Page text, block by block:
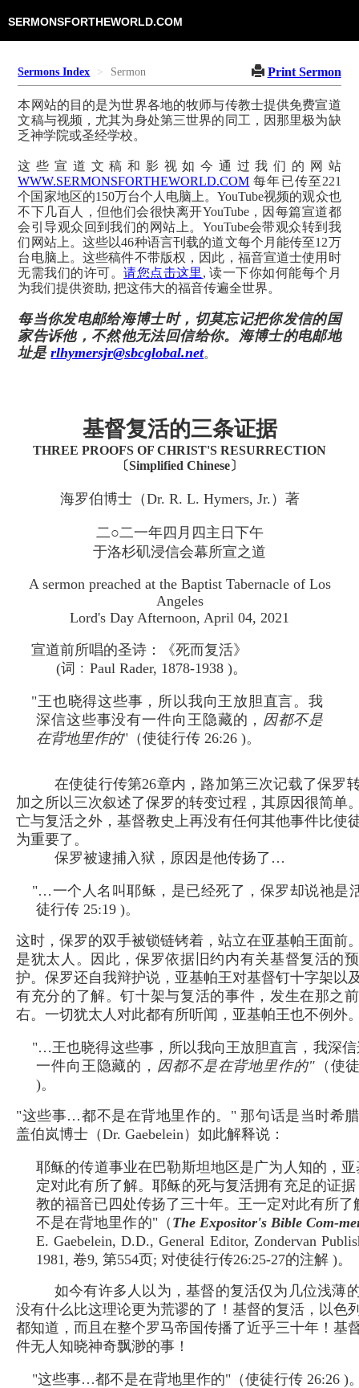
SERMONSFORTHEWORLD.COM
Sermons Index Sermon Print Sermon
本网站的目的是为世界各地的牧师与传教士提供免费宣道
文稿与视频，尤其为身处第三世界的同工，因那里极为缺
乏神学院或圣经学校。
这些宣道文稿和影视如今通过我们的网站
WWW.SERMONSFORTHEWORLD.COM 每年已传至221
个国家地区的150万台个人电脑上。YouTube视频的观众也
不下几百人，但他们会很快离开YouTube，因每篇宣道都
会引导观众回到我们的网站上。YouTube会带观众转到我
们网站上。这些以46种语言刊载的道文每个月能传至12万
台电脑上。这些稿件不带版权，因此，福音宣道士使用时
无需我们的许可。请您点击这里 , 读一下你如何能每个月
为我们提供资助, 把这伟大的福音传遍全世界。
每当你发电邮给海博士时，切莫忘记把你发信的国
家告诉他，不然他无法回信给你。海博士的电邮地
址是rlhymersjr@sbcglobal.net。
基督复活的三条证据
THREE PROOFS OF CHRIST'S RESURRECTION
〔Simplified Chinese〕
海罗伯博士（Dr. R. L. Hymers, Jr.）著
二○二一年四月四主日下午
于洛杉矶浸信会幕所宣之道
A sermon preached at the Baptist Tabernacle of Los
Angeles
Lord's Day Afternoon, April 04, 2021
宣道前所唱的圣诗：《死而复活》
(词﹕Paul Rader, 1878-1938 )。
"王也晓得这些事，所以我向王放胆直言。我
深信这些事没有一件向王隐藏的， 因都不是
在背地里作的"（使徒行传 26:26 )。
在使徒行传第26章内，路加第三次记载了保罗
加之所以三次叙述了保罗的转变过程，其原因很简单
亡与复活之外，基督教史上再没有任何其他事件比使
为重要了。
保罗被逮捕入狱，原因是他传扬了…
"…一个人名叫耶稣，是已经死了，保罗却说祂是
徒行传 25:19 )。
这时，保罗的双手被锁链铐着，站立在亚基帕王面前
是犹太人。因此，保罗依据旧约内有关基督复活的
护。保罗还自我辩护说，亚基帕王对基督钉十字架以
有充分的了解。钉十架与复活的事件，发生在那之
右。一切犹太人对此都有所听闻，亚基帕王也不例外
"…王也晓得这些事，所以我向王放胆直言，我深
一件向王隐藏的， 因都不是在背地里作的"（使
)。
"这些事…都不是在背地里作的。" 那句话是当时希
盖伯岚博士（Dr. Gaebelein）如此解释说：
耶稣的传道事业在巴勒斯坦地区是广为人知的，
定对此有所了解。耶稣的死与复活拥有充足的证
教的福音已四处传扬了三十年。王一定对此有所了
不是在背地里作的"（ The Expositor's Bible Com-
E. Gaebelein, D.D., General Editor, Zondervan
1981, 卷9, 第554页; 对使徒行传26:25-27的注解 )。
如今有许多人以为，基督的复活仅为几位浅薄
没有什么比这理论更为荒谬的了！基督的复活，以色
都知道，而且在整个罗马帝国传播了近乎三十年！基
件无人知晓神奇飘渺的事！
"这些事…都不是在背地里作的"（使徒行传 26:26 )